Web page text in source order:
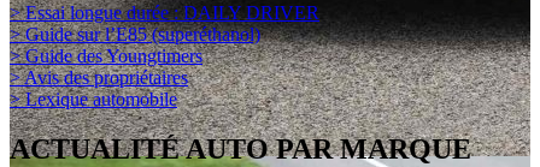
> Essai longue durée : DAILY DRIVER
> Guide sur l’E85 (superéthanol)
> Guide des Youngtimers
> Avis des propriétaires
> Lexique automobile
ACTUALITÉ AUTO PAR MARQUE